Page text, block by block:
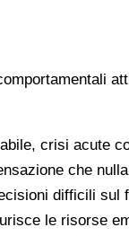
crisi acute
che
difficili sul
le risorse